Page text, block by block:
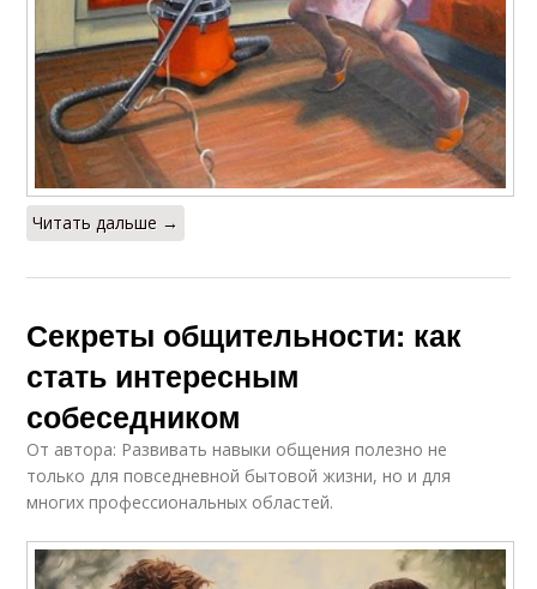
Читать дальше →
Секреты общительности: как
стать интересным
собеседником
От автора: Развивать навыки общения полезно не
только для повседневной бытовой жизни, но и для
многих профессиональных областей.